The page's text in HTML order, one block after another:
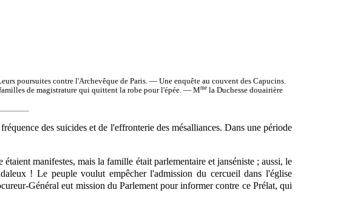
poursuites contre l'Archevêque de Paris. — Une enquête au couvent des Capucins.
de magistrature qui quittent la robe pour l'épée. — Mme la Duchesse douairière
des suicides et de l'effronterie des mésalliances. Dans une période
manifestes, mais la famille était parlementaire et janséniste ; aussi, le
! Le peuple voulut empêcher l'admission du cercueil dans l'église
Général eut mission du Parlement pour informer contre ce Prélat, qui